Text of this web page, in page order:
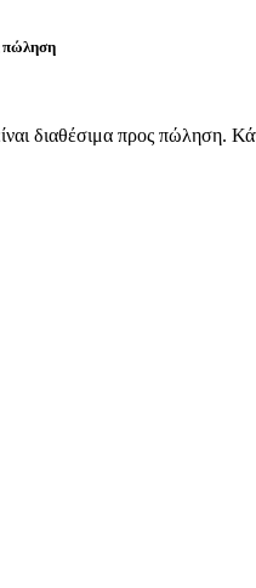
πώληση
διαθέσιμα προς πώληση.